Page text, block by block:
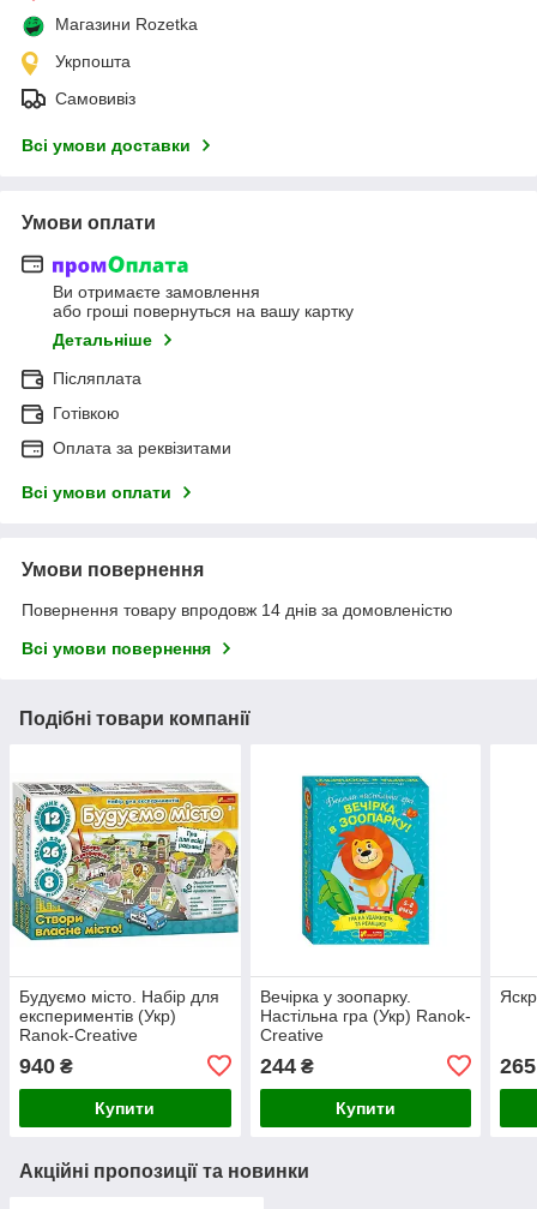
Магазини Rozetka
Укрпошта
Самовивіз
Всі умови доставки
Умови оплати
Ви отримаєте замовлення
або гроші повернуться на вашу картку
Детальніше
Післяплата
Готівкою
Оплата за реквізитами
Всі умови оплати
Умови повернення
Повернення товару впродовж 14 днів за домовленістю
Всі умови повернення
Подібні товари компанії
Будуємо місто. Набір для
експериментів (Укр)
Ranok-Creative
940 ₴
Купити
Вечірка у зоопарку.
Настільна гра (Укр) Ranok-
Creative
244₴
Купити
265
Акційні пропозиції та новинки